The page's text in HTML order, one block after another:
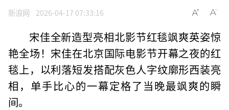
新浪网 2026-04-17 07:33:16
宋佳全新造型亮相北影节红毯飒爽英姿惊
艳全场！宋佳在北京国际电影节开幕之夜的红
毯上，以利落短发搭配灰色人字纹廓形西装亮
相，单手比心的一幕定格了当晚最飒爽的瞬
间。